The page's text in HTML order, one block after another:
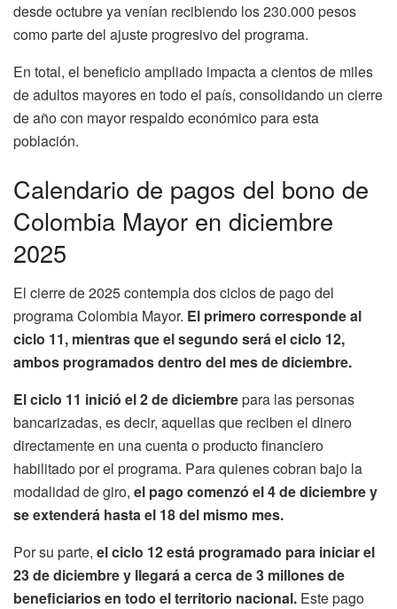
desde octubre ya venían recibiendo los 230.000 pesos
como parte del ajuste progresivo del programa.
En total, el beneficio ampliado impacta a cientos de miles
de adultos mayores en todo el país, consolidando un cierre
de año con mayor respaldo económico para esta
población.
Calendario de pagos del bono de
Colombia Mayor en diciembre
2025
El cierre de 2025 contempla dos ciclos de pago del
programa Colombia Mayor. El primero corresponde al
ciclo 11, mientras que el segundo será el ciclo 12,
ambos programados dentro del mes de diciembre.
El ciclo 11 inició el 2 de diciembrepara las personas
bancarizadas, es decir, aquellas que reciben el dinero
directamente en una cuenta o producto financiero
habilitado por el programa. Para quienes cobran bajo la
modalidad de giro, el pago comenzó el 4 de diciembre y
se extenderá hasta el 18 del mismo mes.
Por su parte, el ciclo 12 está programado para iniciar el
23 de diciembre y llegará a cerca de 3 millones de
beneficiarios en todo el territorio nacional. Este pago